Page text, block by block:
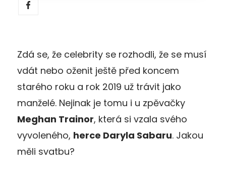
Zdá se, že celebrity se rozhodli, že se musí
vdát nebo oženit ještě před koncem
starého roku a rok 2019 už trávit jako
manželé. Nejinak je tomu i u zpěvačky
Meghan Trainor, která si vzala svého
vyvoleného, herce Daryla Sabaru. Jakou
měli svatbu?